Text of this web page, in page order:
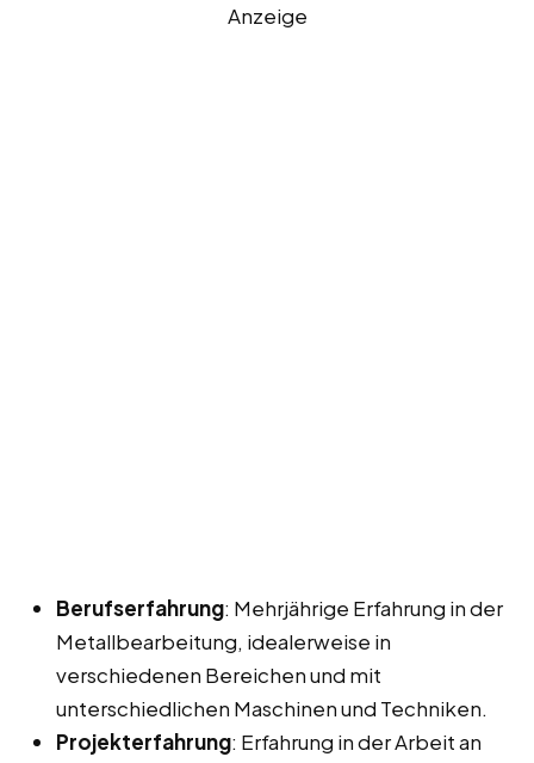
Anzeige
Berufserfahrung: Mehrjährige Erfahrung in der
Metallbearbeitung, idealerweise in
verschiedenen Bereichen und mit
unterschiedlichen Maschinen und Techniken.
Projekterfahrung: Erfahrung in der Arbeit an